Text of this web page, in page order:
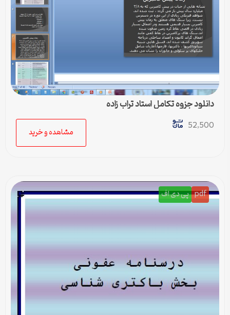
دانلود جزوه تکامل استاد تراب زاده
52,500
مشاهده و خرید
pdf پی دی اف